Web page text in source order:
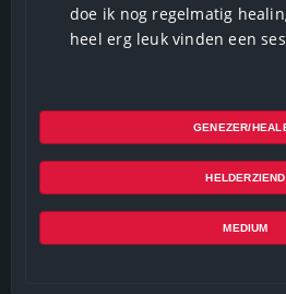
doe ik nog regelmatig
heel erg leuk vinden een
GENEZER/
HELDERZIEND
MEDIUM